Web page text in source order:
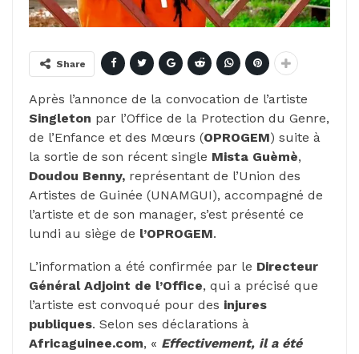
Share
Après l’annonce de la convocation de l’artiste
Singleton par l’Office de la Protection du Genre,
de l’Enfance et des Mœurs (OPROGEM) suite à
la sortie de son récent single Mista Guèmè,
Doudou Benny, représentant de l’Union des
Artistes de Guinée (UNAMGUI), accompagné de
l’artiste et de son manager, s’est présenté ce
lundi au siège de l’OPROGEM.
L’information a été confirmée par le Directeur
Général Adjoint de l’Office, qui a précisé que
l’artiste est convoqué pour des injures
publiques. Selon ses déclarations à
Africaguinee.com, « Effectivement, il a été